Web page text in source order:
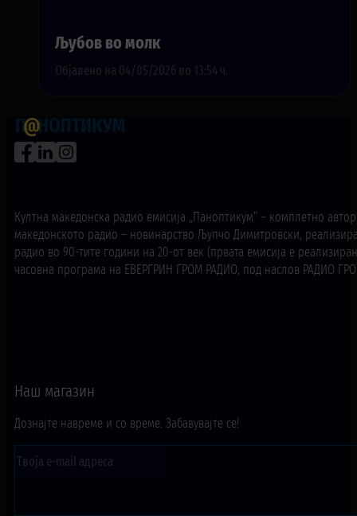
Љубов во молк
Објавено на 04/05/2026 во 13:54 ч.
Култна македонска радио емисија „Паноптикум“ – комплетно
македонското радио – новинарство Љупчо Димитровски,
радио во 90-тите години на 20-от век (првата емисија е
часовна програма на ЕВЕРГРИН ГРОМ РАДИО, под наслов РАДИО
Наш магазин
Дознајте навреме и со време. Забавувајте се!